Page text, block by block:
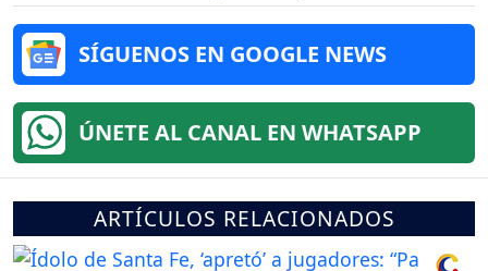
SÍGUENOS EN GOOGLE NEWS
ÚNETE AL CANAL EN WHATSAPP
ARTÍCULOS RELACIONADOS